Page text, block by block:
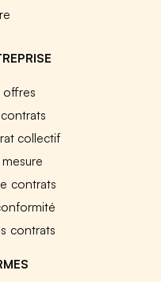
offres
collectif
contrats
contrats